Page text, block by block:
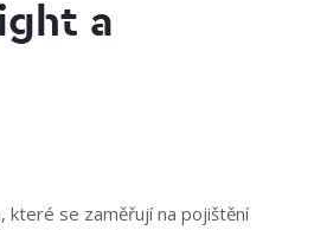
a
které se zaměřují na pojištění